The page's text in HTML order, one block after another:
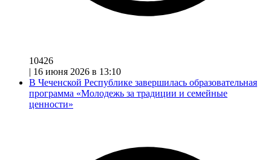
10426
| 16 июня 2026 в 13:10
В Чеченской Республике завершилась образовательная
программа «Молодежь за традиции и семейные
ценности»